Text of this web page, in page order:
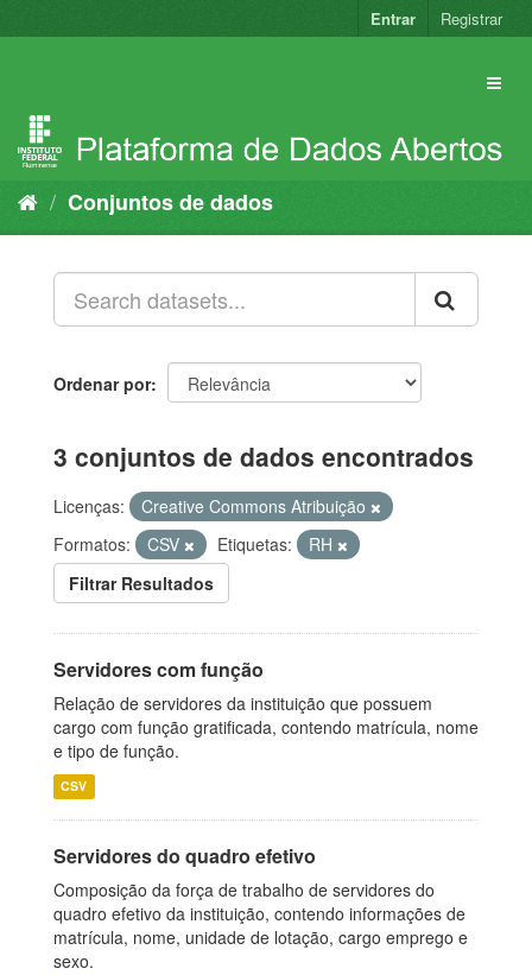
para
Entrar Registrar
Conjuntos de dados
Ordenar por
3 conjuntos de dados encontrados
Licenças:
Creative Commons Atribuição
Formatos:
CSV Etiquetas:
RH
Filtrar Resultados
Servidores com função
Relação de servidores da instituição que possuem
cargo com função gratificada, contendo matrícula, nome
e tipo de função.
CSV
Servidores do quadro efetivo
Composição da força de trabalho de servidores do
quadro efetivo da instituição, contendo informações de
matrícula, nome, unidade de lotação, cargo emprego e
sexo.